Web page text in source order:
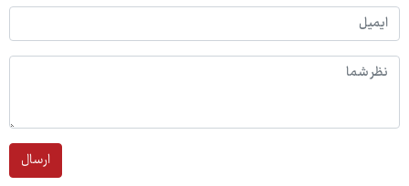
ارسال